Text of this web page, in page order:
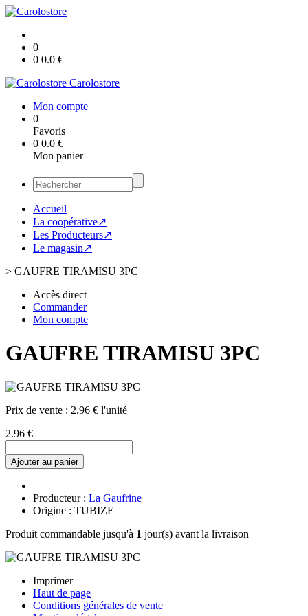
0
0 0.0 €
Carolostore
Mon compte
0
Favoris
0 0.0 €
Mon panier
Accueil
La coopérative↗
Les Producteurs↗
Le magasin↗
> GAUFRE TIRAMISU 3PC
Accès direct
Commander
Mon compte
GAUFRE TIRAMISU 3PC
Prix de vente : 2.96 € l'unité
2.96 €
Ajouter au panier
Producteur : La Gaufrine
Origine : TUBIZE
Produit commandable jusqu'à 1 jour(s) avant la livraison
Imprimer
Haut de page
Conditions générales de vente